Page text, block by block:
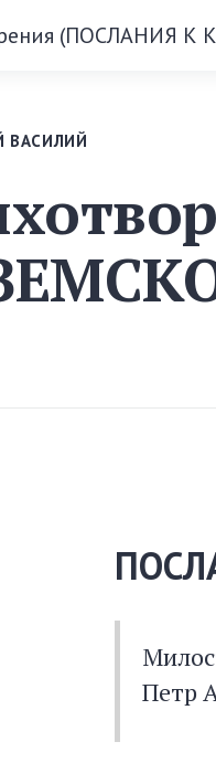
(ПОСЛАНИЯ
ВАСИЛИЙ
Петр